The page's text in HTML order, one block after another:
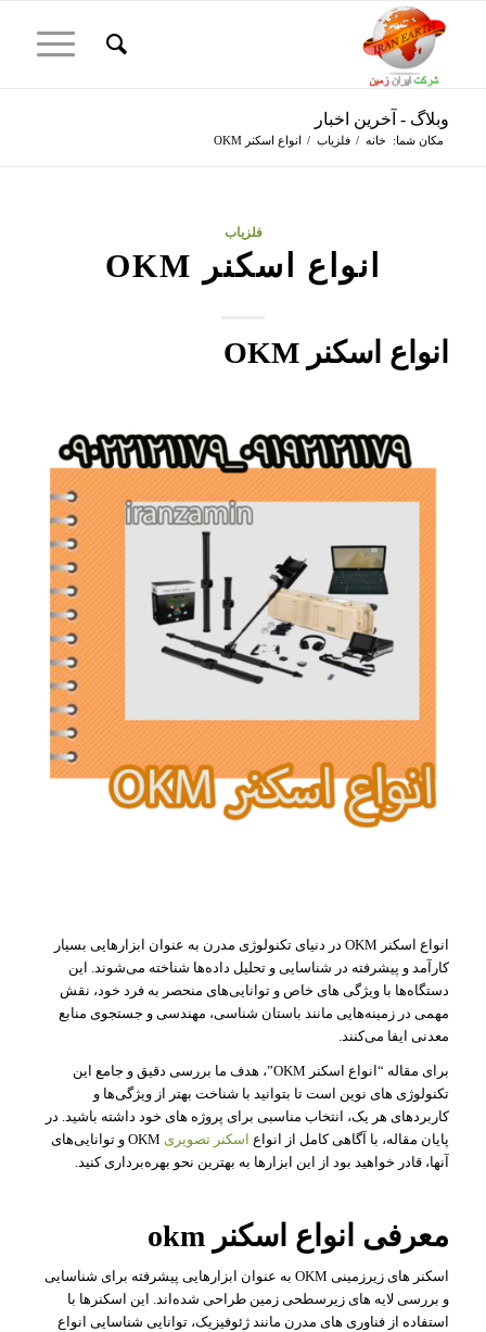
وبلاگ - آخرین اخبار
مکان شما: خانه / فلزیاب / انواع اسکنر OKM
فلزیاب
انواع اسکنر OKM
انواع اسکنر OKM
انواع اسکنر OKM در دنیای تکنولوژی مدرن به عنوان ابزارهایی بسیار
کارآمد و پیشرفته در شناسایی و تحلیل داده‌ها شناخته می‌شوند. این
دستگاه‌ها با ویژگی‌ های خاص و توانایی‌های منحصر به فرد خود، نقش
مهمی در زمینه‌هایی مانند باستان‌ شناسی، مهندسی و جستجوی منابع
معدنی ایفا می‌کنند.
برای مقاله “انواع اسکنر OKM”، هدف ما بررسی دقیق و جامع این
تکنولوژی‌ های نوین است تا بتوانید با شناخت بهتر از ویژگی‌ها و
کاربردهای هر یک، انتخاب مناسبی برای پروژه‌ های خود داشته باشید. در
پایان مقاله، با آگاهی کامل از انواع اسکنر تصویری
OKM و توانایی‌های
آنها، قادر خواهید بود از این ابزارها به بهترین نحو بهره‌برداری کنید.
معرفی انواع اسکنر okm
اسکنر های زیرزمینی OKM به عنوان ابزارهایی پیشرفته برای شناسایی
و بررسی لایه‌ های زیرسطحی زمین طراحی شده‌اند. این اسکنرها با
استفاده از فناوری‌ های مدرن مانند ژئوفیزیک، توانایی شناسایی انواع